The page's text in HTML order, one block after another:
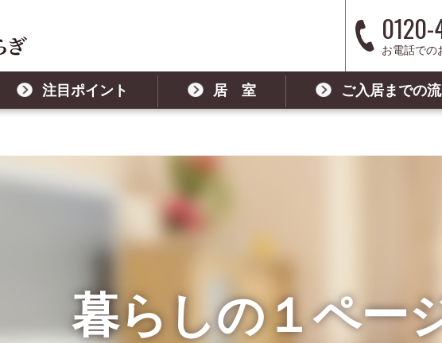
注目ポイント 居 室 ご入居までの
お電話での
暮らしの１ペー